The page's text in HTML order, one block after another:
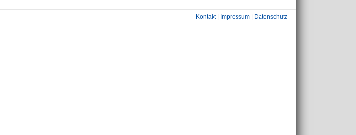
Kontakt| Impressum Datenschutz